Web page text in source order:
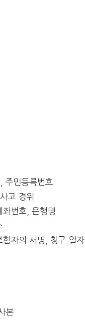
주민등록번호
고 경위
좌번호, 은행명
자의 서명, 청구 일자
본